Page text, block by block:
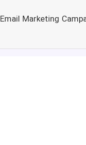
3. Email Marketing